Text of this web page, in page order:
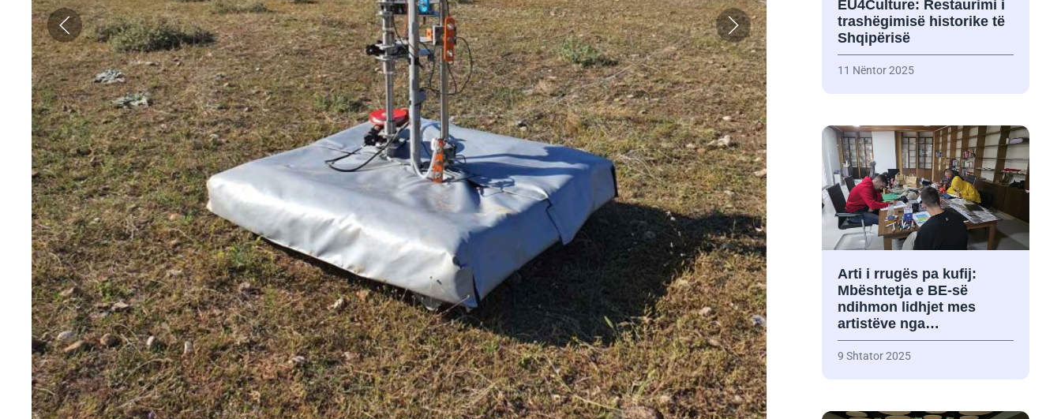
EU4Culture: Restaurimi i
trashëgimisë historike të
Shqipërisë
11 Nëntor 2025
Arti i rrugës pa kufij:
Mbështetja e BE-së
ndihmon lidhjet mes
artistëve nga…
9 Shtator 2025